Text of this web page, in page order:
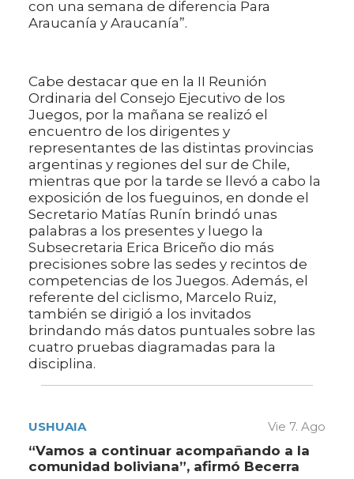
con una semana de diferencia Para
Araucanía y Araucanía”.
Cabe destacar que en la II Reunión
Ordinaria del Consejo Ejecutivo de los
Juegos, por la mañana se realizó el
encuentro de los dirigentes y
representantes de las distintas provincias
argentinas y regiones del sur de Chile,
mientras que por la tarde se llevó a cabo la
exposición de los fueguinos, en donde el
Secretario Matías Runín brindó unas
palabras a los presentes y luego la
Subsecretaria Erica Briceño dio más
precisiones sobre las sedes y recintos de
competencias de los Juegos. Además, el
referente del ciclismo, Marcelo Ruiz,
también se dirigió a los invitados
brindando más datos puntuales sobre las
cuatro pruebas diagramadas para la
disciplina.
USHUAIA Vie 7. Ago
“Vamos a continuar acompañando a la
comunidad boliviana”, afirmó Becerra